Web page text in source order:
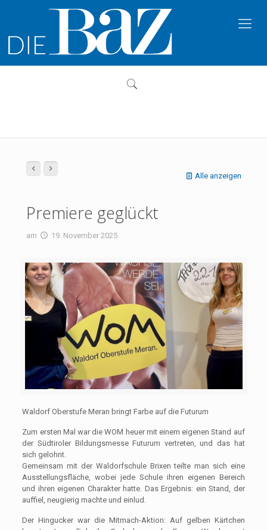
Alle anzeigen
Premiere geglückt
am 19. November 2025
Waldorf Oberstufe Meran bringt Farbe auf die Futurum
Zum ersten Mal war die WOM heuer mit einem eigenen Stand auf
der Südtiroler Bildungsmesse Futurum vertreten, und das hat
sich gelohnt.
Gemeinsam mit der Waldorfschule Brixen teilte man sich eine
Ausstellungsfläche, wobei jede Schule ihren eigenen Bereich
und ihren eigenen Charakter hatte. Das Ergebnis: ein Stand, der
auffiel, neugierig machte und einlud.
Der Hingucker war die Mitmach-Aktion: Auf gelben Kärtchen